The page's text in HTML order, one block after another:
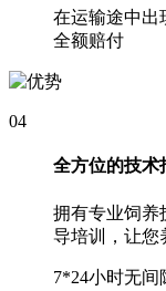
在运输途中出
全额赔付
04
全方位的技术
拥有专业饲养
导培训，让您
7*24小时无